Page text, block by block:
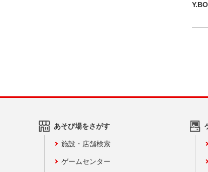
あそび場をさがす
施設・店舗検索
ゲームセンター